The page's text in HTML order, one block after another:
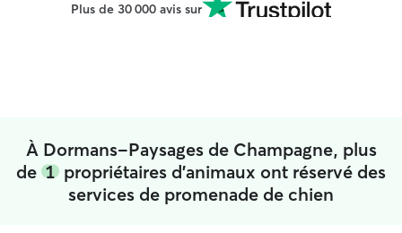
Plus de 30 000 avis sur
À Dormans-Paysages de Champagne, plus
de 1 propriétaires d'animaux ont réservé des
services de promenade de chien